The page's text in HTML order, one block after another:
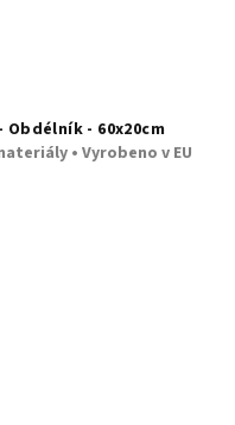
- 60x20cm
• Vyrobeno v EU